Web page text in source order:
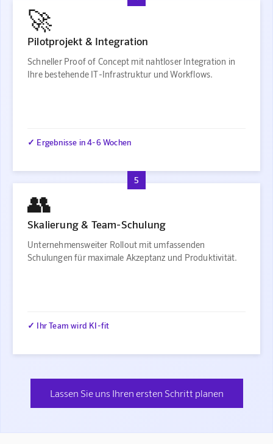
🚀
Pilotprojekt & Integration
Schneller Proof of Concept mit nahtloser Integration in
Ihre bestehende IT-Infrastruktur und Workflows.
✓ Ergebnisse in 4-6 Wochen
5
👥
Skalierung & Team-Schulung
Unternehmensweiter Rollout mit umfassenden
Schulungen für maximale Akzeptanz und Produktivität.
✓ Ihr Team wird KI-fit
Lassen Sie uns Ihren ersten Schritt planen